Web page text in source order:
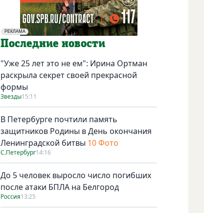
РЕКЛАМА
Социальная реклама
Последние новости
"Уже 25 лет это не ем": Ирина Ортман
раскрыла секрет своей прекрасной
формы
Звезды15:11
В Петербурге почтили память
защитников Родины в День окончания
Ленинградской битвы 10 Фото
С.Петербург14:16
До 5 человек выросло число погибших
после атаки БПЛА на Белгород
Россия13:25